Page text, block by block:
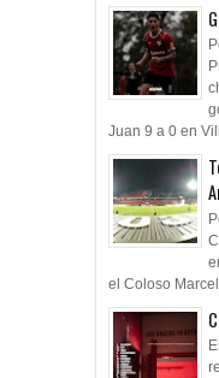
Juan 9 a 0 en
el Coloso